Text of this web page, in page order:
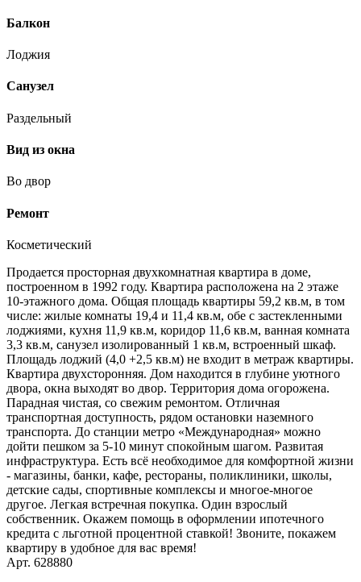
Балкон
Лоджия
Санузел
Раздельный
Вид из окна
Во двор
Ремонт
Косметический
Продается просторная двухкомнатная квартира в доме,
построенном в 1992 году. Квартира расположена на 2 этаже
10-этажного дома. Общая площадь квартиры 59,2 кв.м, в том
числе: жилые комнаты 19,4 и 11,4 кв.м, обе с застекленными
лоджиями, кухня 11,9 кв.м, коридор 11,6 кв.м, ванная комната
3,3 кв.м, санузел изолированный 1 кв.м, встроенный шкаф.
Площадь лоджий (4,0 +2,5 кв.м) не входит в метраж квартиры.
Квартира двухсторонняя. Дом находится в глубине уютного
двора, окна выходят во двор. Территория дома огорожена.
Парадная чистая, со свежим ремонтом. Отличная
транспортная доступность, рядом остановки наземного
транспорта. До станции метро «Международная» можно
дойти пешком за 5-10 минут спокойным шагом. Развитая
инфраструктура. Есть всё необходимое для комфортной жизни
- магазины, банки, кафе, рестораны, поликлиники, школы,
детские сады, спортивные комплексы и многое-многое
другое. Легкая встречная покупка. Один взрослый
собственник. Окажем помощь в оформлении ипотечного
кредита с льготной процентной ставкой! Звоните, покажем
квартиру в удобное для вас время!
Арт. 628880